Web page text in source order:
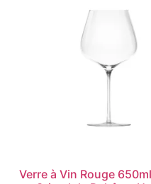
Verre à Vin Rouge